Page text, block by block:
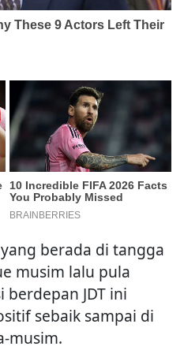
berada di tangga
musim lalu pula
JDT ini
sebaik sampai di
musim.